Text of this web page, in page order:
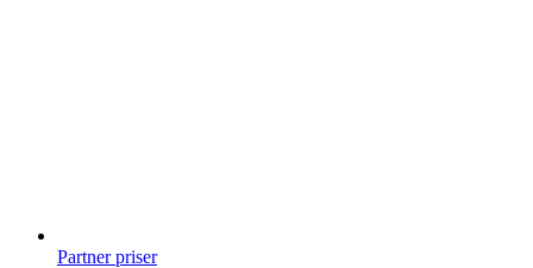
Partner priser